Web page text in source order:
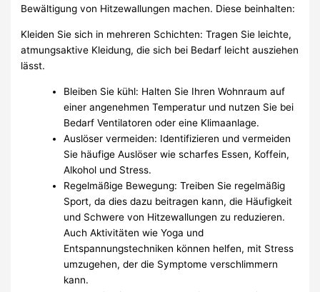
Bewältigung von Hitzewallungen machen. Diese beinhalten:
Kleiden Sie sich in mehreren Schichten: Tragen Sie leichte,
atmungsaktive Kleidung, die sich bei Bedarf leicht ausziehen
lässt.
Bleiben Sie kühl: Halten Sie Ihren Wohnraum auf
einer angenehmen Temperatur und nutzen Sie bei
Bedarf Ventilatoren oder eine Klimaanlage.
Auslöser vermeiden: Identifizieren und vermeiden
Sie häufige Auslöser wie scharfes Essen, Koffein,
Alkohol und Stress.
Regelmäßige Bewegung: Treiben Sie regelmäßig
Sport, da dies dazu beitragen kann, die Häufigkeit
und Schwere von Hitzewallungen zu reduzieren.
Auch Aktivitäten wie Yoga und
Entspannungstechniken können helfen, mit Stress
umzugehen, der die Symptome verschlimmern
kann.